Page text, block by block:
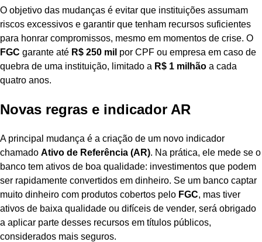
O objetivo das mudanças é evitar que instituições assumam
riscos excessivos e garantir que tenham recursos suficientes
para honrar compromissos, mesmo em momentos de crise. O
FGC garante até R$ 250 mil por CPF ou empresa em caso de
quebra de uma instituição, limitado a R$ 1 milhão a cada
quatro anos.
Novas regras e indicador AR
A principal mudança é a criação de um novo indicador
chamado Ativo de Referência (AR). Na prática, ele mede se o
banco tem ativos de boa qualidade: investimentos que podem
ser rapidamente convertidos em dinheiro. Se um banco captar
muito dinheiro com produtos cobertos pelo FGC, mas tiver
ativos de baixa qualidade ou difíceis de vender, será obrigado
a aplicar parte desses recursos em títulos públicos,
considerados mais seguros.